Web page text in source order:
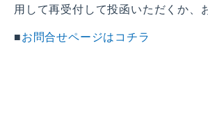
用して再受付して投函いただくか
■お問合せページはコチラ